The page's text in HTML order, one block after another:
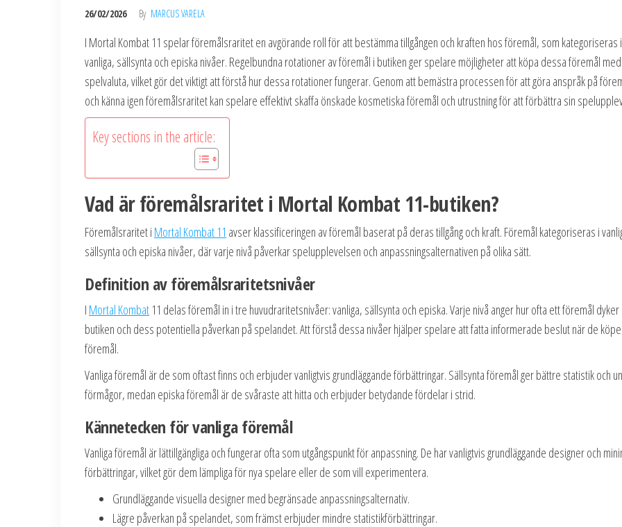
26/02/2026 By MARCUS VARELA
I Mortal Kombat 11 spelar föremålsraritet en avgörande roll för att bestämma tillgången och kraften hos föremål, som kategoriseras i
vanliga, sällsynta och episka nivåer. Regelbundna rotationer av föremål i butiken ger spelare möjligheter att köpa dessa föremål med
spelvaluta, vilket gör det viktigt att förstå hur dessa rotationer fungerar. Genom att bemästra processen för att göra anspråk på
och känna igen föremålsraritet kan spelare effektivt skaffa önskade kosmetiska föremål och utrustning för att förbättra sin
Key sections in the article:
Vad är föremålsraritet i Mortal Kombat 11-butiken?
Föremålsraritet i Mortal Kombat 11 avser klassificeringen av föremål baserat på deras tillgång och kraft. Föremål kategoriseras i
sällsynta och episka nivåer, där varje nivå påverkar spelupplevelsen och anpassningsalternativen på olika sätt.
Definition av föremålsraritetsnivåer
I Mortal Kombat 11 delas föremål in i tre huvudraritetsnivåer: vanliga, sällsynta och episka. Varje nivå anger hur ofta ett föremål
butiken och dess potentiella påverkan på spelandet. Att förstå dessa nivåer hjälper spelare att fatta informerade beslut när de
föremål.
Vanliga föremål är de som oftast finns och erbjuder vanligtvis grundläggande förbättringar. Sällsynta föremål ger bättre statistik och
förmågor, medan episka föremål är de svåraste att hitta och erbjuder betydande fördelar i strid.
Kännetecken för vanliga föremål
Vanliga föremål är lättillgängliga och fungerar ofta som utgångspunkt för anpassning. De har vanligtvis grundläggande designer och
förbättringar, vilket gör dem lämpliga för nya spelare eller de som vill experimentera.
Grundläggande visuella designer med begränsade anpassningsalternativ.
Lägre påverkan på spelandet, som främst erbjuder mindre statistikförbättringar.